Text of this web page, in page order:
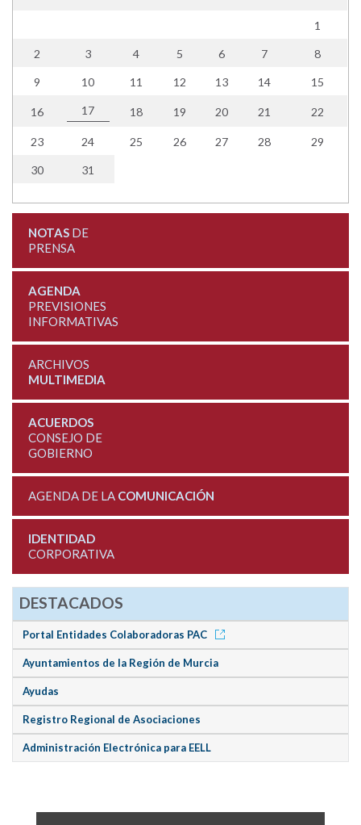
1
2 3 4 5 6 7 8
9 10 11 12 13 14 15
16 17 18 19 20 21 22
23 24 25 26 27 28 29
30 31
NOTASDE
PRENSA
AGENDA
PREVISIONES
INFORMATIVAS
ARCHIVOS
MULTIMEDIA
ACUERDOS
CONSEJO DE
GOBIERNO
AGENDA DE LA COMUNICACIÓN
IDENTIDAD
CORPORATIVA
DESTACADOS
Portal Entidades Colaboradoras PAC
Ayuntamientos de la Región de Murcia
Ayudas
Registro Regional de Asociaciones
Administración Electrónica para EELL